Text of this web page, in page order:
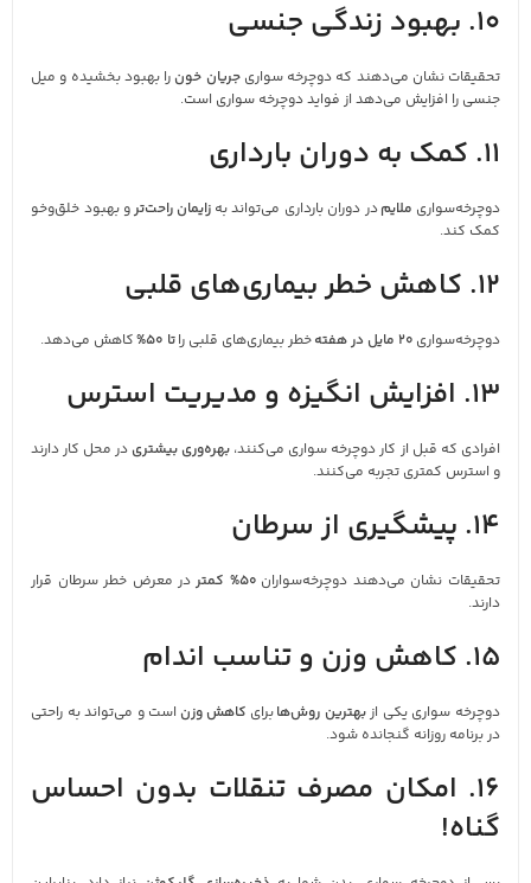
10. بهبود زندگی جنسی
تحقیقات نشان می‌دهند که دوچرخه‌ سواریجریان خون را بهبود بخشیده و میل
جنسی را افزایش می‌دهد از فواید دوچرخه‌ سواری است.
11. کمک به دوران بارداری
دوچرخه‌سواری ملایمدر دوران بارداری می‌تواند به زایمان راحت‌ترو بهبود خلق‌وخو
کمک کند.
12. کاهش خطر بیماری‌های قلبی
دوچرخه‌سواری 20 مایل در هفته خطر بیماری‌های قلبی راتا 50% کاهش می‌دهد.
13. افزایش انگیزه و مدیریت استرس
افرادی که قبل از کار دوچرخه‌ سواری می‌کنند،بهره‌وری بیشتری در محل کار دارند
و استرس کمتری تجربه می‌کنند.
14. پیشگیری از سرطان
تحقیقات نشان می‌دهند دوچرخه‌سواران 50% کمتر
در معرض خطر سرطان قرار
دارند.
15. کاهش وزن و تناسب اندام
دوچرخه‌ سواری یکی ازبهترین روش‌هابرای کاهش وزن است و می‌تواند به راحتی
در برنامه روزانه گنجانده شود.
16. امکان مصرف تنقلات بدون احساس
گناه!